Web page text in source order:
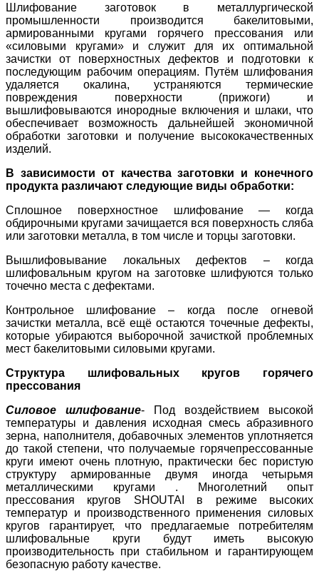
Шлифование заготовок в металлургической
промышленности производится бакелитовыми,
армированными кругами горячего прессования или
«силовыми кругами» и служит для их оптимальной
зачистки от поверхностных дефектов и подготовки к
последующим рабочим операциям. Путём шлифования
удаляется окалина, устраняются термические
повреждения поверхности (прижоги) и
вышлифовываются инородные включения и шлаки, что
обеспечивает возможность дальнейшей экономичной
обработки заготовки и получение высококачественных
изделий.
В зависимости от качества заготовки и конечного
продукта различают следующие виды обработки:
Сплошное поверхностное шлифование — когда
обдирочными кругами зачищается вся поверхность сляба
или заготовки металла, в том числе и торцы заготовки.
Вышлифовывание локальных дефектов – когда
шлифовальным кругом на заготовке шлифуются только
точечно места с дефектами.
Контрольное шлифование – когда после огневой
зачистки металла, всё ещё остаются точечные дефекты,
которые убираются выборочной зачисткой проблемных
мест бакелитовыми силовыми кругами.
Структура шлифовальных кругов горячего
прессования
Силовое шлифование- Под воздействием высокой
температуры и давления исходная смесь абразивного
зерна, наполнителя, добавочных элементов уплотняется
до такой степени, что получаемые горячепрессованные
круги имеют очень плотную, практически бес пористую
структуру армированные двумя иногда четырьмя
металлическими кругами . Многолетний опыт
прессования кругов SHOUTAI в режиме высоких
температур и производственного применения силовых
кругов гарантирует, что предлагаемые потребителям
шлифовальные круги будут иметь высокую
производительность при стабильном и гарантирующем
безопасную работу качестве.